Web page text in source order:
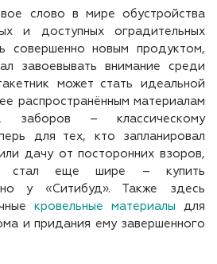
слово в мире обустройства
и доступных оградительных
совершенно новым продуктом,
завоевывать внимание среди
может стать идеальной
распространённым материалам
заборов – классическому
для тех, кто запланировал
дачу от посторонних взоров,
стал еще шире – купить
у «Ситибуд». Также здесь
кровельные материалы для
и придания ему завершенного